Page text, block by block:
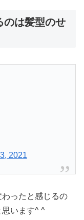
のは髪型のせ
2021
ったと感じるの
思います^ ^